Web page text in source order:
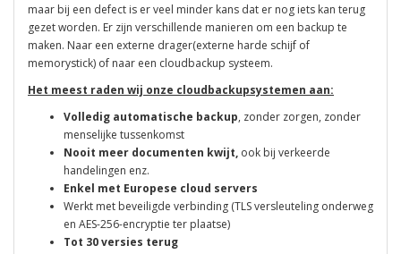
maar bij een defect is er veel minder kans dat er nog iets kan terug
gezet worden. Er zijn verschillende manieren om een backup te
maken. Naar een externe drager(externe harde schijf of
memorystick) of naar een cloudbackup systeem.
Het meest raden wij onze cloudbackupsystemen aan:
Volledig automatische backup, zonder zorgen, zonder
menselijke tussenkomst
Nooit meer documenten kwijt, ook bij verkeerde
handelingen enz.
Enkel met Europese cloud servers
Werkt met beveiligde verbinding (TLS versleuteling onderweg
en AES-256-encryptie ter plaatse)
Tot 30 versies terug